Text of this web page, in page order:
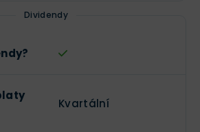
Dividendy
Kvartální